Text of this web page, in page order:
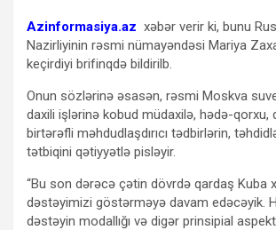
Azinformasiya.az xəbər verir ki, bunu
Nazirliyinin rəsmi nümayəndəsi Mariya
keçirdiyi brifinqdə bildirilb.
Onun sözlərinə əsasən, rəsmi Moskva
daxili işlərinə kobud müdaxilə, hədə-qorxu,
birtərəfli məhdudlaşdırıcı tədbirlərin,
tətbiqini qətiyyətlə pisləyir.
“Bu son dərəcə çətin dövrdə qardaş Kuba
dəstəyimizi göstərməyə davam edəcəyik.
dəstəyin modallığı və digər prinsipial